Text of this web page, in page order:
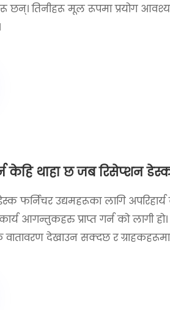
छन्। तिनीहरू मूल रूपमा प्रयोग
केहि थाहा छ जब रिसेप्शन
फर्निचर उद्यमहरूका लागि
आगन्तुकहरु प्राप्त गर्न को लागी
देखाउन सक्दछ र ग्राहकहरूमा